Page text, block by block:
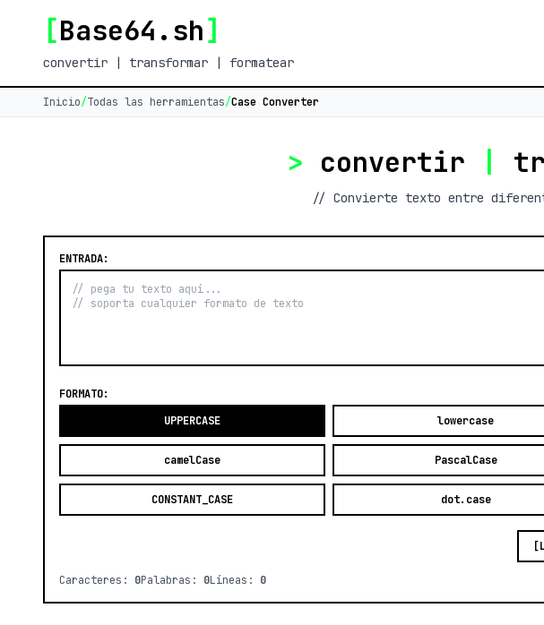
[Base64.sh]
convertir | transformar | formatear
Inicio/Todas las herramientas/Case Converter
> convertir
// Convierte texto entre
ENTRADA:
FORMATO:
UPPERCASE
lowercase
camelCase PascalCase
CONSTANT_CASE dot.case
Caracteres: 0Palabras: 0Líneas: 0